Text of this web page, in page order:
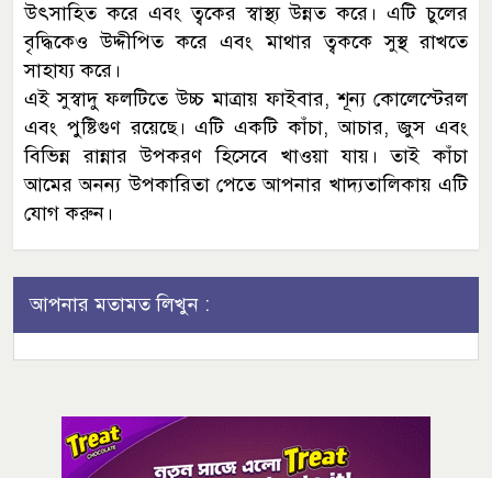
উৎসাহিত করে এবং ত্বকের স্বাস্থ্য উন্নত করে। এটি চুলের
বৃদ্ধিকেও উদ্দীপিত করে এবং মাথার ত্বককে সুস্থ রাখতে
সাহায্য করে।
এই সুস্বাদু ফলটিতে উচ্চ মাত্রায় ফাইবার, শূন্য কোলেস্টেরল
এবং পুষ্টিগুণ রয়েছে। এটি একটি কাঁচা, আচার, জুস এবং
বিভিন্ন রান্নার উপকরণ হিসেবে খাওয়া যায়। তাই কাঁচা
আমের অনন্য উপকারিতা পেতে আপনার খাদ্যতালিকায় এটি
যোগ করুন।
আপনার মতামত লিখুন :